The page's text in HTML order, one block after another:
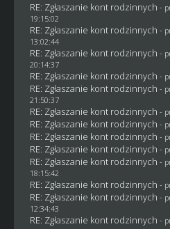
RE: Zgłaszanie kont rodzinnych -
19:15:02
RE: Zgłaszanie kont rodzinnych -
13:02:44
RE: Zgłaszanie kont rodzinnych -
20:14:37
RE: Zgłaszanie kont rodzinnych -
RE: Zgłaszanie kont rodzinnych -
21:50:37
RE: Zgłaszanie kont rodzinnych -
RE: Zgłaszanie kont rodzinnych -
RE: Zgłaszanie kont rodzinnych -
RE: Zgłaszanie kont rodzinnych -
RE: Zgłaszanie kont rodzinnych -
18:15:42
RE: Zgłaszanie kont rodzinnych -
RE: Zgłaszanie kont rodzinnych -
12:34:43
RE: Zgłaszanie kont rodzinnych -